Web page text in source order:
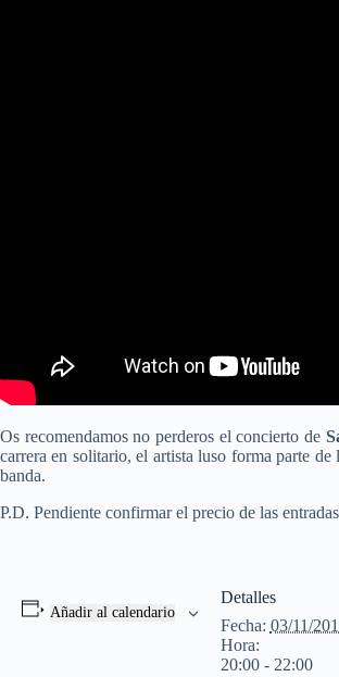
Os recomendamos no perderos el concierto de
carrera en solitario, el artista luso forma parte de
banda.
P.D. Pendiente confirmar el precio de las
Añadir al calendario
Detalles
Fecha: 03/11/
Hora:
20:00 - 22:00